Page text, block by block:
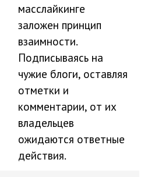
масслайкинге
заложен принцип
взаимности.
Подписываясь на
чужие блоги, оставляя
отметки и
комментарии, от их
владельцев
ожидаются ответные
действия.